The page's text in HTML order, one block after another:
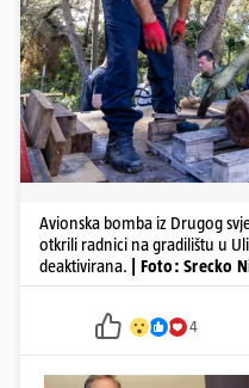
Avionska bomba iz Drugog
otkrili radnici na gradilištu u
deaktivirana.
| Foto: Srecko
4